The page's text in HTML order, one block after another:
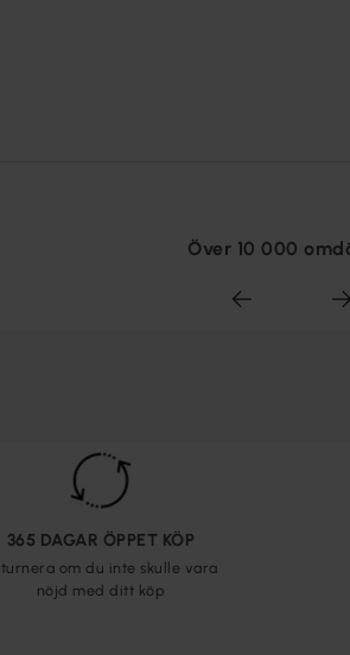
Över 10 000
365 DAGAR ÖPPET KÖP
om du inte skulle vara
nöjd med ditt köp